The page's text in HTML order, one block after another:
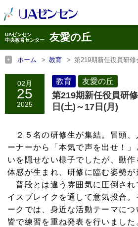
UAゼンセン
中央教育センター
友愛の丘
ホーム 教育
第219期新任役員研
02月
25
2025
教育 友愛の丘
第219期新任役員研
日(土)～17日(月)
２５名の研修生が集結。冒頭、
ーナーから「本気で声を出せ！
いを隠せない様子でしたが、動
体感が生まれ、研修に臨む姿勢が
普段とは違う雰囲気に圧倒され
イスブレイクを通して意気投合
ークでは、身近な活動テーマにつ
皆で練習を重ね発表を行いました